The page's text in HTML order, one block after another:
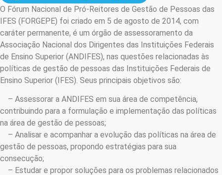
O Fórum Nacional de Pró-Reitores de Gestão de Pessoas das
IFES (FORGEPE) foi criado em 5 de agosto de 2014, com
caráter permanente, é um órgão de assessoramento da
Associação Nacional dos Dirigentes das Instituições Federais
de Ensino Superior (ANDIFES), nas questões relacionadas às
políticas de gestão de pessoas das Instituições Federais de
Ensino Superior (IFES). Seus principais objetivos são:
– Assessorar a ANDIFES em sua área de competência,
contribuindo para a formulação e implementação das políticas
na área de gestão de pessoas;
– Analisar e acompanhar a evolução das políticas na área de
gestão de pessoas, propondo estratégias para sua
consecução;
– Estudar e propor soluções para os problemas relacionados